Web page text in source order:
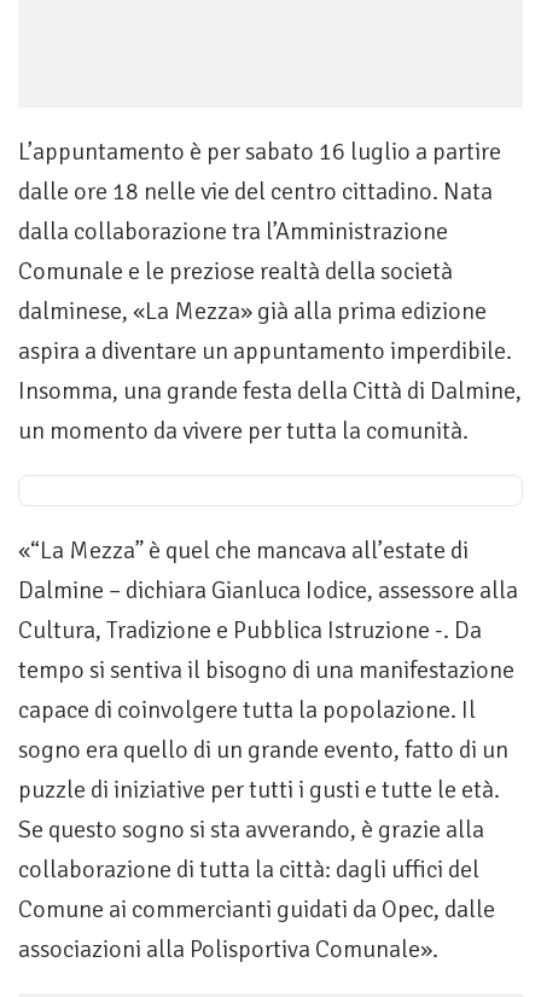
L’appuntamento è per sabato 16 luglio a partire
dalle ore 18 nelle vie del centro cittadino. Nata
dalla collaborazione tra l’Amministrazione
Comunale e le preziose realtà della società
dalminese, «La Mezza» già alla prima edizione
aspira a diventare un appuntamento imperdibile.
Insomma, una grande festa della Città di Dalmine,
un momento da vivere per tutta la comunità.
«“La Mezza” è quel che mancava all’estate di
Dalmine – dichiara Gianluca Iodice, assessore alla
Cultura, Tradizione e Pubblica Istruzione -. Da
tempo si sentiva il bisogno di una manifestazione
capace di coinvolgere tutta la popolazione. Il
sogno era quello di un grande evento, fatto di un
puzzle di iniziative per tutti i gusti e tutte le età.
Se questo sogno si sta avverando, è grazie alla
collaborazione di tutta la città: dagli uffici del
Comune ai commercianti guidati da Opec, dalle
associazioni alla Polisportiva Comunale».